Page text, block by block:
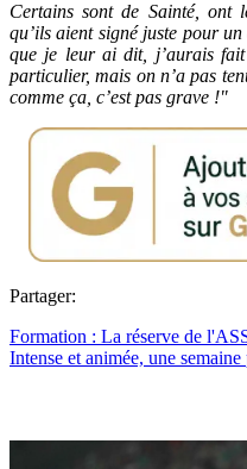
Certains sont de Sainté, ont
qu’ils aient signé juste pour
que je leur ai dit, j’aurais
particulier, mais on n’a pas
comme ça, c’est pas grave !"
Partager:
Formation : La réserve de
Intense et animée, une